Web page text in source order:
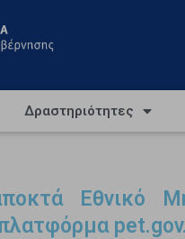
Δραστηριότητες
Εθνικό